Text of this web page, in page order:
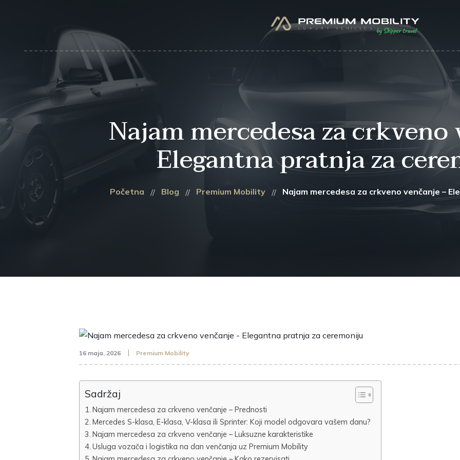
Najam mercedesa za
Elegantna pratnja za
Početna Blog Premium Mobility Najam mercedesa za crkveno venčanje –
16 maja, 2026 Premium Mobility
Sadržaj
Najam mercedesa za crkveno venčanje – Prednosti
Mercedes S-klasa, E-klasa, V-klasa ili Sprinter: Koji model odgovara vašem danu?
Najam mercedesa za crkveno venčanje – Luksuzne karakteristike
Usluga vozača i logistika na dan venčanja uz Premium Mobility